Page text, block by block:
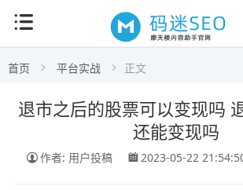
首页 平台实战 正文
退市之后的股票可以变现吗
还能变现吗
作者: 用户投稿 2023-05-22